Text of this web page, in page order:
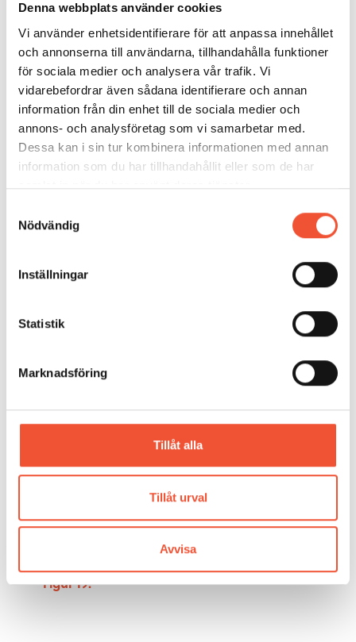
Denna webbplats använder cookies
Vi använder enhetsidentifierare för att anpassa innehållet
och annonserna till användarna, tillhandahålla funktioner
för sociala medier och analysera vår trafik. Vi
vidarebefordrar även sådana identifierare och annan
information från din enhet till de sociala medier och
annons- och analysföretag som vi samarbetar med.
Dessa kan i sin tur kombinera informationen med annan
information som du har tillhandahållit eller som de har
samlat in när du har använt deras tjänster.
Nödvändig
Inställningar
Statistik
Marknadsföring
Tillåt alla
Tillåt urval
Avvisa
För att få en bra produkt måste ämnet dels styras in
mellan valsarna på ett riktigt sätt, dels hållas på plats
under sticket och slutligen styras så rakt som möjligt
ut ur valsparet. För detta behövs in- och utledare.
Utformningen av ledarutrustningen bestäms av
hetgeometri och spårform.
Vid valsning av osymmetriska profiler kan stora sido-
och vridkrafter uppkomma. Detta ställer krav på
kraftigt dimensionerad ledarutrustning.
Efter färdigvalsning sker svalning på svalbädd för
stångstål och profiler. Materialets temperatur sjunker
från cirka 900°C till rumstemperatur. Svalbäddar
finns av flera olika typer, till exempel excenter, hack
Figur 19.